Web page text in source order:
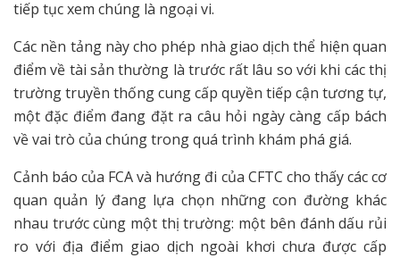
tiếp tục xem chúng là ngoại vi.
Các nền tảng này cho phép nhà giao dịch thể hiện quan
điểm về tài sản thường là trước rất lâu so với khi các thị
trường truyền thống cung cấp quyền tiếp cận tương tự,
một đặc điểm đang đặt ra câu hỏi ngày càng cấp bách
về vai trò của chúng trong quá trình khám phá giá.
Cảnh báo của FCA và hướng đi của CFTC cho thấy các cơ
quan quản lý đang lựa chọn những con đường khác
nhau trước cùng một thị trường: một bên đánh dấu rủi
ro với địa điểm giao dịch ngoài khơi chưa được cấp